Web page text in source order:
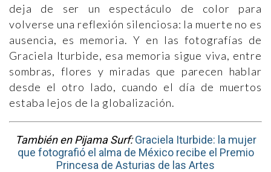
deja de ser un espectáculo de color para
volverse una reflexión silenciosa: la muerte no es
ausencia, es memoria. Y en las fotografías de
Graciela Iturbide, esa memoria sigue viva, entre
sombras, flores y miradas que parecen hablar
desde el otro lado, cuando el día de muertos
estaba lejos de la globalización.
También en Pijama Surf:Graciela Iturbide: la mujer
que fotografió el alma de México recibe el Premio
Princesa de Asturias de las Artes